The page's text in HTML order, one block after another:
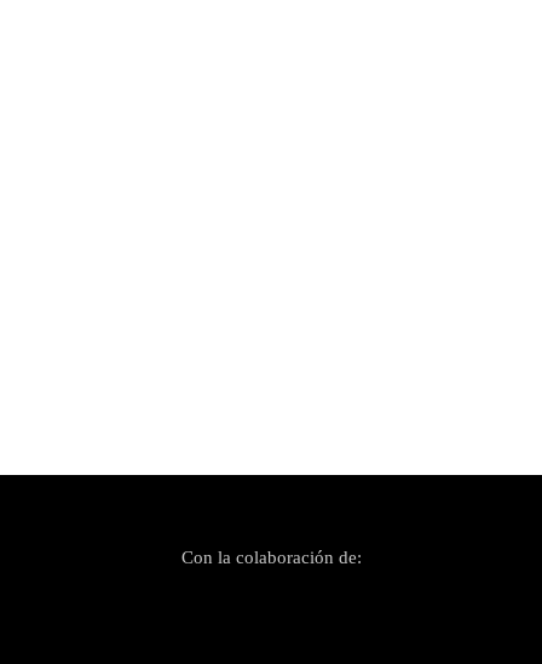
Con la colaboración de: